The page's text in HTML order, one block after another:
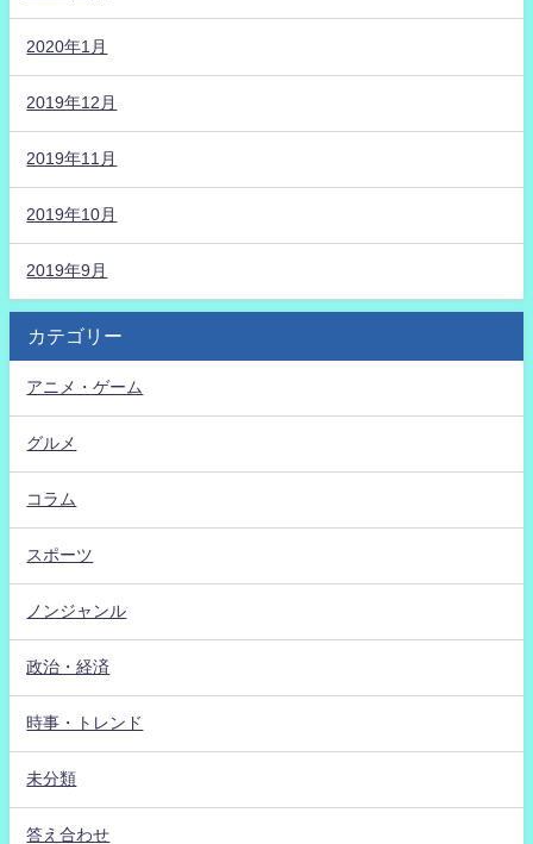
2020年1月
2019年12月
2019年11月
2019年10月
2019年9月
カテゴリー
アニメ・ゲーム
グルメ
コラム
スポーツ
ノンジャンル
政治・経済
時事・トレンド
未分類
答え合わせ